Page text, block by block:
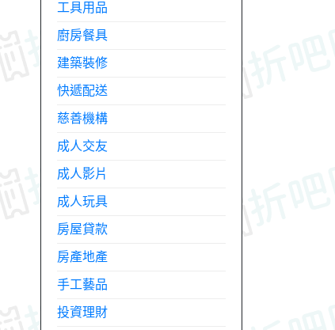
工具用品
廚房餐具
建築裝修
快遞配送
慈善機構
成人交友
成人影片
成人玩具
房屋貸款
房產地產
手工藝品
投資理財